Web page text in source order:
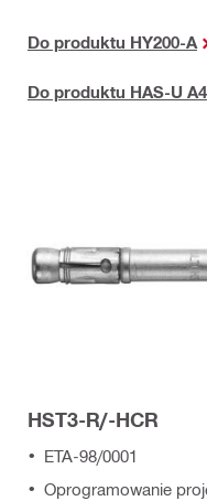
Do produktu HY200-A
Do produktu HAS-U A4
HST3-R/-HCR
ETA-98/0001
Oprogramowanie